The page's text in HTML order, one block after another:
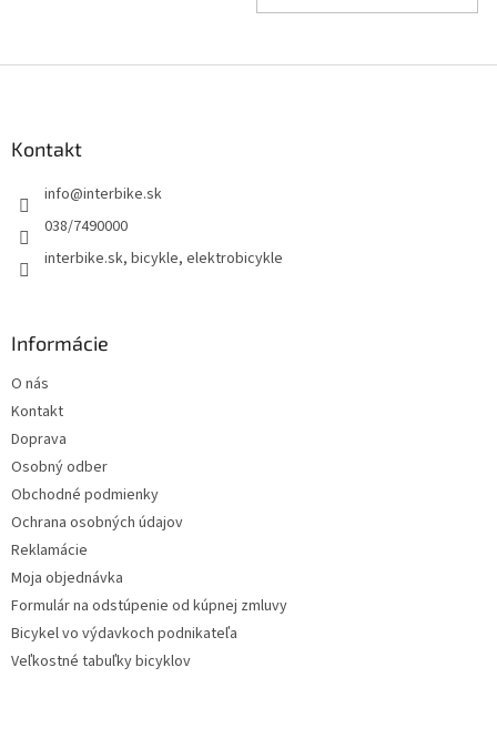
Kontakt
info@interbike.sk
038/7490000
interbike.sk, bicykle, elektrobicykle
Informácie
O nás
Kontakt
Doprava
Osobný odber
Obchodné podmienky
Ochrana osobných údajov
Reklamácie
Moja objednávka
Formulár na odstúpenie od kúpnej zmluvy
Bicykel vo výdavkoch podnikateľa
Veľkostné tabuľky bicyklov